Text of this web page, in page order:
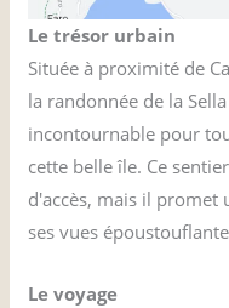
Le trésor urbain
Située à proximité de
la randonnée de la
incontournable pour
cette belle île. Ce
d'accès, mais il promet
ses vues
Le voyage